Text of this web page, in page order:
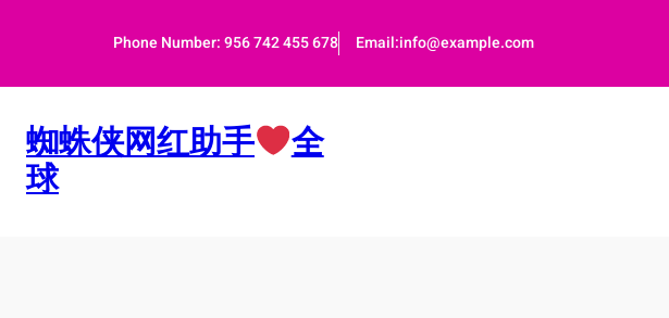
Phone Number: 956 742 455 678 Email:info@example.com
蜘蛛侠网红助手 全
球